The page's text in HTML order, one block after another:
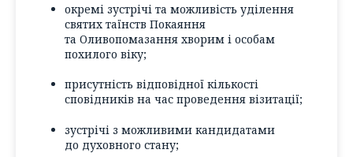
окремі зустрічі та можливість уділення
святих таїнств Покаяння
та Оливопомазання хворим і особам
похилого віку;
присутність відповідної кількості
сповідників на час проведення візитації;
зустрічі з можливими кандидатами
до духовного стану;